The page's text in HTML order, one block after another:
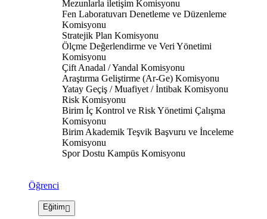
Mezunlarla iletişim Komisyonu
Fen Laboratuvarı Denetleme ve Düzenleme
Komisyonu
Stratejik Plan Komisyonu
Ölçme Değerlendirme ve Veri Yönetimi
Komisyonu
Çift Anadal / Yandal Komisyonu
Araştırma Geliştirme (Ar-Ge) Komisyonu
Yatay Geçiş / Muafiyet / İntibak Komisyonu
Risk Komisyonu
Birim İç Kontrol ve Risk Yönetimi Çalışma
Komisyonu
Birim Akademik Teşvik Başvuru ve İnceleme
Komisyonu
Spor Dostu Kampüs Komisyonu
Öğrenci
Eğitim